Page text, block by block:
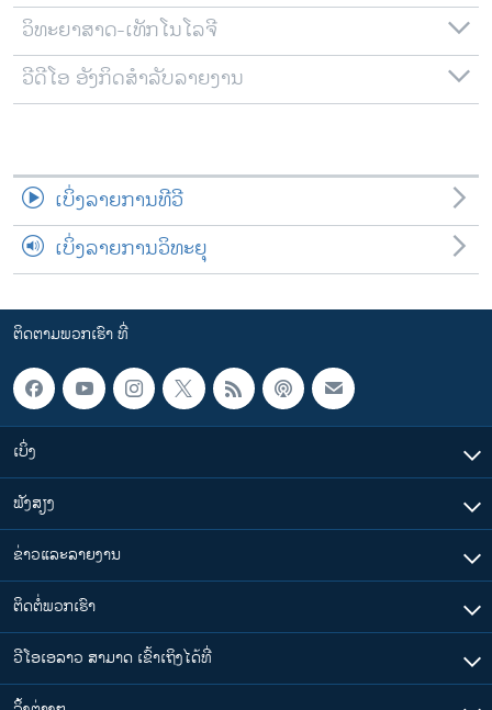
ພາສາຕ່າງໆ
ວິທະຍາສາດ-ເທັກໂນໂລຈີ
ວີດີໂອ ອັງກິດສຳລັບລາຍງານ
ເບິ່ງລາຍການທີວີ
ເບິ່ງລາຍການວິທະຍຸ
ຕິດຕາມພວກເຮົາ ທີ່
ເບິ່ງ
ຟັງສຽງ
ຂ່າວແລະລາຍງານ
ຕິດຕໍ່ພວກເຮົາ
ວີໂອເອລາວ ສາມາດ ເຂົ້າເຖິງໄດ້ທີ່